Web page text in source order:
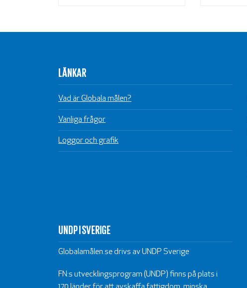
LÄNKAR
Vad är Globala målen?
Vanliga frågor
Loggor och grafik
UNDP I SVERIGE
Globalamålen.se drivs av UNDP Sverige
FN:s utvecklingsprogram (UNDP) finns på plats i